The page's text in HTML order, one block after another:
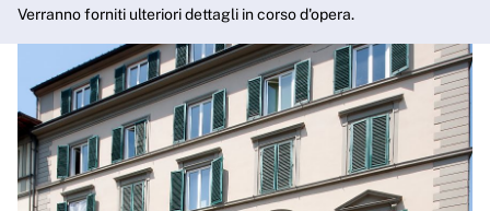
Verranno forniti ulteriori dettagli in corso d'opera.